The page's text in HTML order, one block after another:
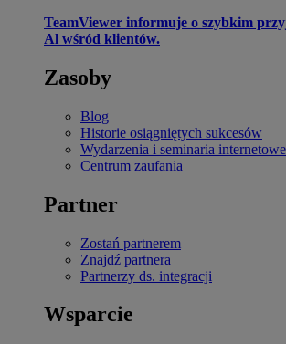
TeamViewer informuje o szybkim
Al wśród klientów.
Zasoby
Blog
Historie osiągniętych sukcesów
Wydarzenia i seminaria internetowe
Centrum zaufania
Partner
Zostań partnerem
Znajdź partnera
Partnerzy ds. integracji
Wsparcie